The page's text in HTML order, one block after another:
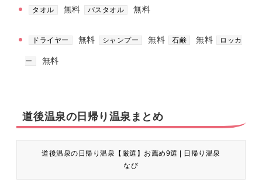
タオル 無料 バスタオル 無料
ドライヤー 無料 シャンプー 無料 石鹸 無料 ロッカ
ー 無料
道後温泉の日帰り温泉まとめ
道後温泉の日帰り温泉【厳選】お薦め9選 | 日帰り温泉
なび